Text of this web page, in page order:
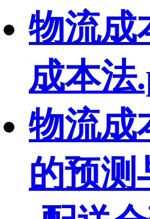
物流成
成本法
物流成
的预测